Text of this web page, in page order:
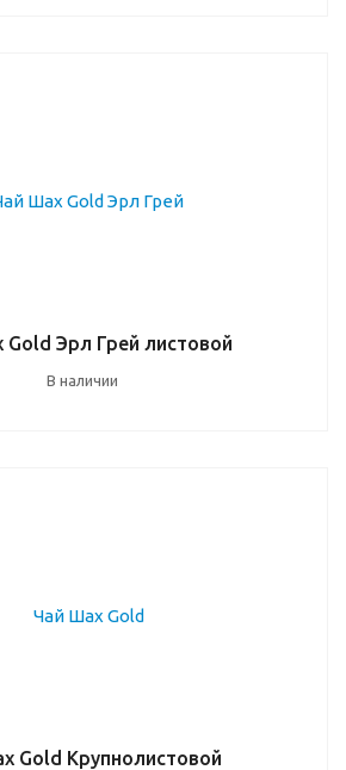
Gold Эрл Грей листовой
В наличии
Gold Крупнолистовой